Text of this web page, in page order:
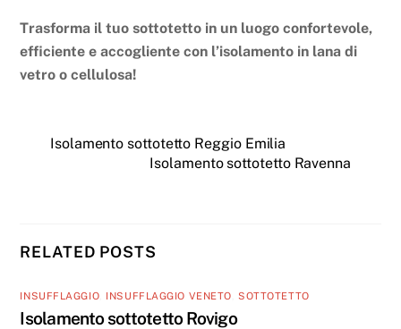
Trasforma il tuo sottotetto in un luogo confortevole,
efficiente e accogliente con l’isolamento in lana di
vetro o cellulosa!
Isolamento sottotetto Reggio Emilia
Isolamento sottotetto Ravenna
RELATED POSTS
INSUFFLAGGIO INSUFFLAGGIO VENETO ,SOTTOTETTO
Isolamento sottotetto Rovigo